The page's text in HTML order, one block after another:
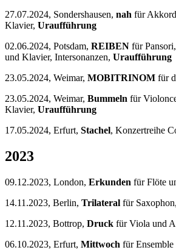
27.07.2024, Sondershausen, nah für
Klavier, Uraufführung
02.06.2024, Potsdam, REIBEN für
und Klavier, Intersonanzen, Uraufführung
23.05.2024, Weimar, MOBITRINOM für
23.05.2024, Weimar, Bummeln für
Klavier, Uraufführung
17.05.2024, Erfurt, Stachel, Konzertreihe
2023
09.12.2023, London, Erkunden für Flöte
14.11.2023, Berlin, Trilateral für
12.11.2023, Bottrop, Druck für Viola und
06.10.2023, Erfurt, Mittwoch für Ensemble